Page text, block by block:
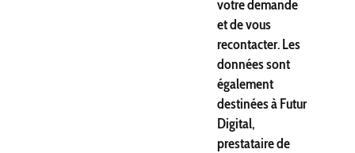
votre demande
et de vous
recontacter. Les
données sont
également
destinées à Futur
Digital,
prestataire de